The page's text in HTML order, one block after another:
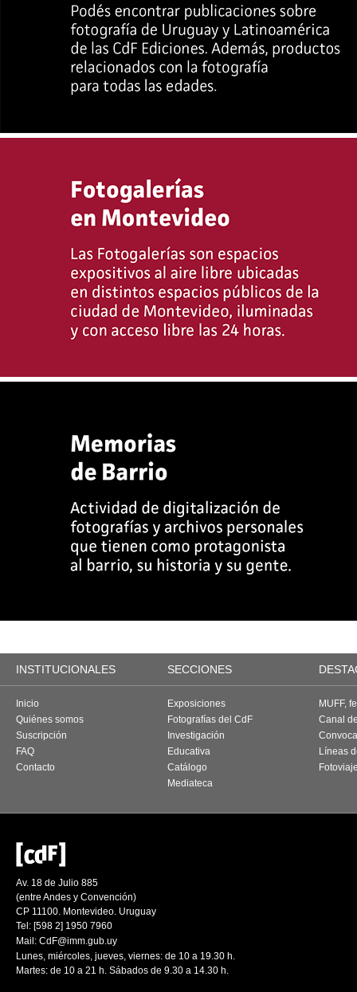
INSTITUCIONALES SECCIONES
Inicio
Quiénes somos
Suscripción
FAQ
Contacto
Exposiciones
Fotografías del CdF
Investigación
Educativa
Catálogo
Mediateca
MUFF,
Canal
Líneas
Av. 18 de Julio 885
(entre Andes y Convención)
CP 11100. Montevideo. Uruguay
Tel: [598 2] 1950 7960
Mail: CdF@imm.gub.uy
Lunes, miércoles, jueves, viernes: de 10 a 19.30 h.
Martes: de 10 a 21 h. Sábados de 9.30 a 14.30 h.